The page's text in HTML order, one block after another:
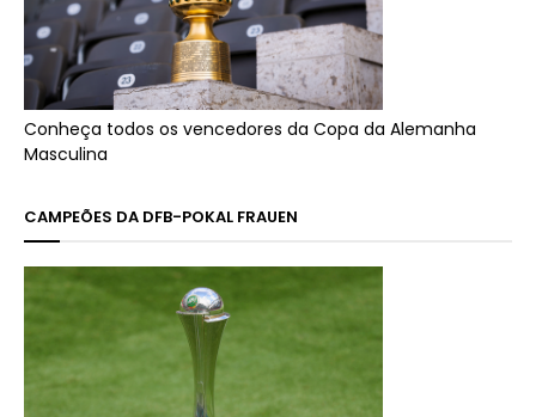
Conheça todos os vencedores da Copa da Alemanha
Masculina
CAMPEÕES DA DFB-POKAL FRAUEN